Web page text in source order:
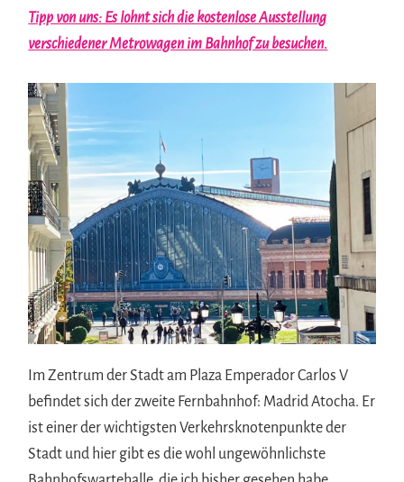
Tipp von uns: Es lohnt sich die kostenlose Ausstellung
verschiedener Metrowagen im Bahnhof zu besuchen.
Im Zentrum der Stadt am Plaza Emperador Carlos V
befindet sich der zweite Fernbahnhof: Madrid Atocha. Er
ist einer der wichtigsten Verkehrsknotenpunkte der
Stadt und hier gibt es die wohl ungewöhnlichste